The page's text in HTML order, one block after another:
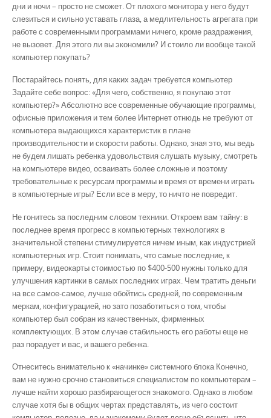
дни и ночи – просто не сможет. От плохого монитора у него будут
слезиться и сильно уставать глаза, а медлительность агрегата при
работе с современными программами ничего, кроме раздражения,
не вызовет. Для этого ли вы экономили? И стоило ли вообще такой
компьютер покупать?
Постарайтесь понять, для каких задач требуется компьютер
Задайте себе вопрос: «Для чего, собственно, я покупаю этот
компьютер?» Абсолютно все современные обучающие программы,
офисные приложения и тем более Интернет отнюдь не требуют от
компьютера выдающихся характеристик в плане
производительности и скорости работы. Однако, зная это, мы ведь
не будем лишать ребенка удовольствия слушать музыку, смотреть
на компьютере видео, осваивать более сложные и поэтому
требовательные к ресурсам программы и время от времени играть
в компьютерные игры? Если все в меру, то ничто не повредит.
Не гонитесь за последним словом техники. Откроем вам тайну: в
последнее время прогресс в компьютерных технологиях в
значительной степени стимулируется ничем иным, как индустрией
компьютерных игр. Стоит понимать, что самые последние, к
примеру, видеокарты стоимостью по $400-500 нужны только для
улучшения картинки в самых последних играх. Чем тратить деньги
на все самое-самое, лучше обойтись средней, по современным
меркам, конфигурацией, но зато позаботиться о том, чтобы
компьютер был собран из качественных, фирменных
комплектующих. В этом случае стабильность его работы еще не
раз порадует и вас, и вашего ребенка.
Отнеситесь внимательно к «начинке» системного блока Конечно,
вам не нужно срочно становиться специалистом по компьютерам –
лучше найти хорошо разбирающегося знакомого. Однако в любом
случае хотя бы в общих чертах представлять, из чего состоит